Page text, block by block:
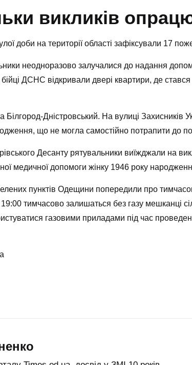
викликів
доби на території області зафіксували 17
неодноразово залучалися до надання
ДСНС відкривали двері квартири, де
Білгород‑Дністровський. На вулиці Захисників
що не могла самостійно потрапити до
Десанту рятувальники виїжджали на
медичної допомоги жінку 1946 року
пунктів Одещини попередили про
тимчасово залишаться без газу мешканці
газовими приладами під час